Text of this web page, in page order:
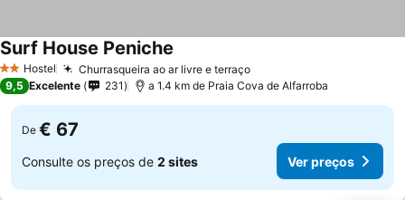
2 Estrelas
Hostel Churrasqueira ao ar livre e terraçoVer preços
Surf House Peniche
9,5 Excelente 231 a 1.4 km de Praia Cova de Alfarroba
De € 67
Consulte os preços de 2 sites Ver preços